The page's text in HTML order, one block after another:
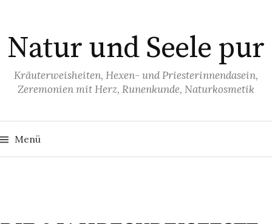
z
u
m
a
Natur und Seele pur
Kräuterweisheiten, Hexen- und Priesterinnendasein,
Zeremonien mit Herz, Runenkunde, Naturkosmetik
Menü